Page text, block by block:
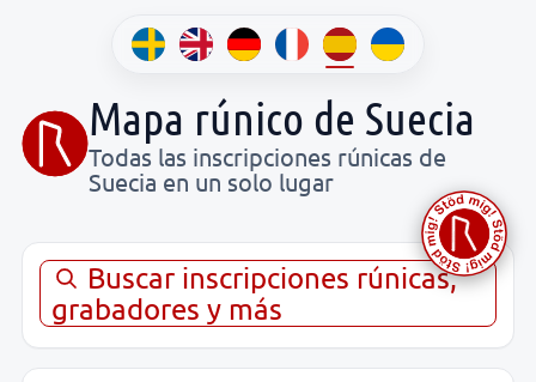
Mapa rúnico de Suecia
Todas las inscripciones rúnicas de
Suecia en un solo lugar
Buscar inscripciones rúnicas,
grabadores y más